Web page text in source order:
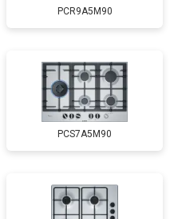
PCR9A5M90
PCS7A5M90